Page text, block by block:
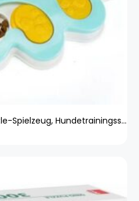
CYSLMUK Mint Welpen-Puzzle-Spielzeug, Hundetrainingsspiel, langsamer Futternapf, Futternapf, Futternapf, Spielzeug, Hundepfote, pädagogisches, langsames